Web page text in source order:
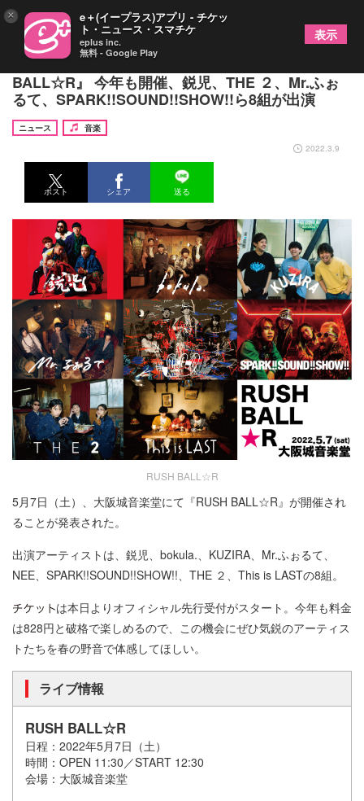
『RUSH BALL』の前哨戦イベント『RUSH
BALL☆R』 今年も開催、鋭児、THE ２、Mr.ふぉ
るて、SPARK!!SOUND!!SHOW!!ら8組が出演
ニュース
音楽
2022.3.9
ポスト シェア 送る
RUSH BALL☆R
5月7日（土）、大阪城音楽堂にて『RUSH BALL☆R』が開催され
ることが発表された。
出演アーティストは、鋭児、bokula.、KUZIRA、Mr.ふぉるて、
NEE、SPARK!!SOUND!!SHOW!!、THE ２、This is LASTの8組。
は本日よりオフィシャル先行受付がスタート。今年も料金
は828円と破格で楽しめるので、この機会にぜひ気鋭のアーティス
トたちを春の野音で体感してほしい。
ライブ情報
RUSH BALL☆R
日程：2022年5月7日（土）
時間：OPEN 11:30／START 12:30
会場：大阪城音楽堂
× e＋(イープラス)アプリ - チケッ
ト・ニュース・スマチケ
eplus inc.
無料 - Google Play
表示